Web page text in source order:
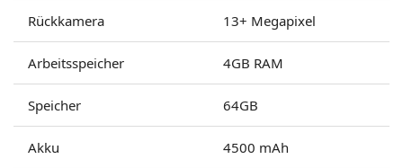
Rückkamera 13+ Megapixel
Arbeitsspeicher 4GB RAM
Speicher 64GB
Akku 4500 mAh